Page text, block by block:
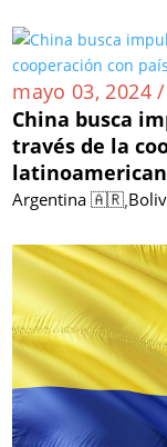
mayo 03, 2024 /
China busca
través de la
Argentina 🇦🇷,